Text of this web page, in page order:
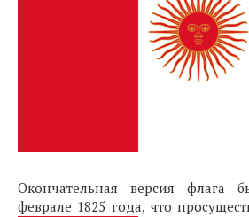
Окончательная версия флага
феврале 1825 года, что